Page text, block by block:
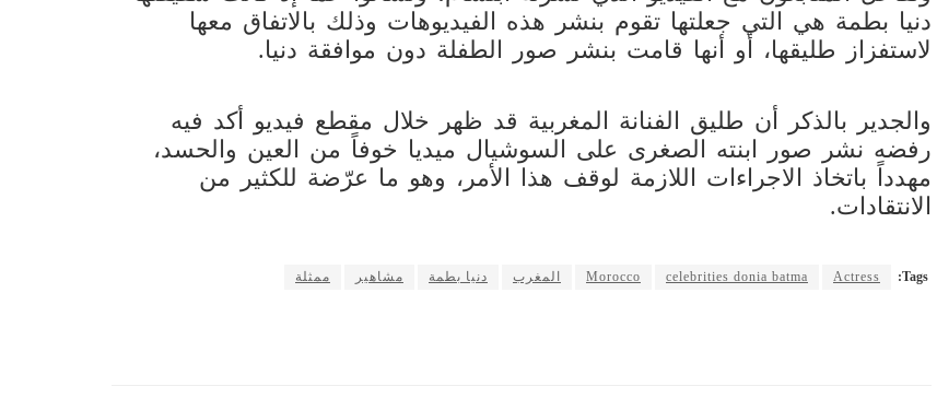
دنيا بطمة هي التي جعلتها تقوم بنشر هذه الفيديوهات وذلك بالاتفاق معها
لاستفزاز طليقها، أو أنها قامت بنشر صور الطفلة دون موافقة دنيا.
والجدير بالذكر أن طليق الفنانة المغربية قد ظهر خلال مقطع فيديو أكد فيه
رفضه نشر صور ابنته الصغرى على السوشيال ميديا خوفاً من العين والحسد،
مهدداً باتخاذ الاجراءات اللازمة لوقف هذا الأمر، وهو ما عرّضة للكثير من
الانتقادات.
Tags:
Actress
celebrities donia batma
Morocco المغرب دنيا بطمة مشاهير ممثلة